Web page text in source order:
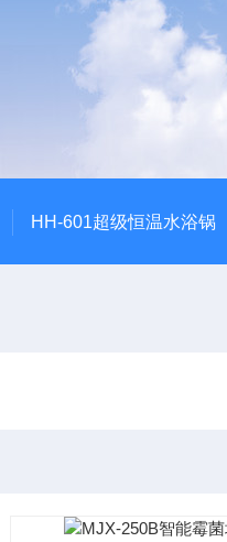
HH-601超级恒温水浴锅